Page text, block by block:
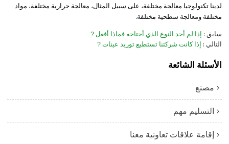
لدينا تكنولوجيا معالجة مختلفة، على سبيل المثال، معالجة حرارية مختلفة، مواد
مختلفة ومعالجة سطحية مختلفة.
سابق إذا لم أجد النوع الذي أحتاجه فماذا أفعل？
التالي إذا كانت شركتنا تستطيع توريد عينات？
الأسئلة الشائعة
مصنع
التسليم مهم
إقامة علاقات تعاونية معنا